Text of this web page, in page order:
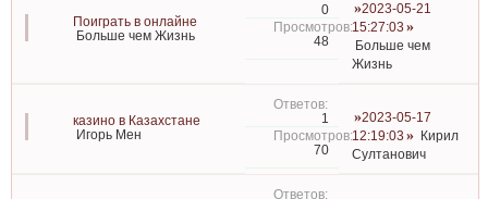
Поиграть в онлайне
Больше чем Жизнь
0
48
2023-05-21
15:27:03
Больше чем
Жизнь
казино в Казахстане
Игорь Мен
1
70
2023-05-17
12:19:03
Кирил
Султанович